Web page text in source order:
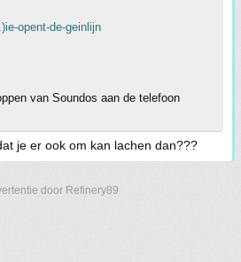
opent-de-geinlijn
van Soundos aan de telefoon
je er ook om kan lachen dan???
door Refinery89